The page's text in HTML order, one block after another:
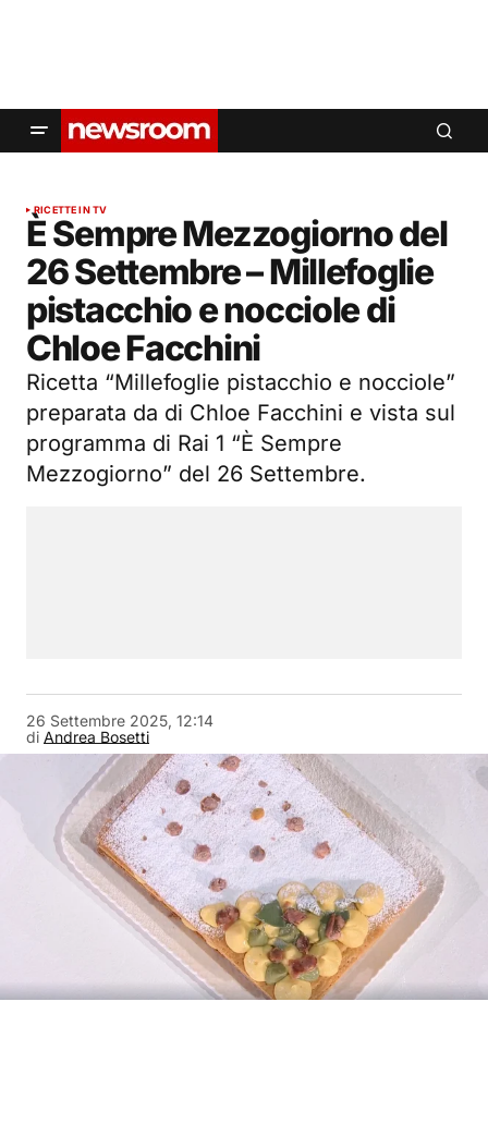
RICETTE IN TV
È Sempre Mezzogiorno del
26 Settembre – Millefoglie
pistacchio e nocciole di
Chloe Facchini
Ricetta “Millefoglie pistacchio e nocciole”
preparata da di Chloe Facchini e vista sul
programma di Rai 1 “È Sempre
Mezzogiorno” del 26 Settembre.
di Andrea Bosetti
26 Settembre 2025, 12:14